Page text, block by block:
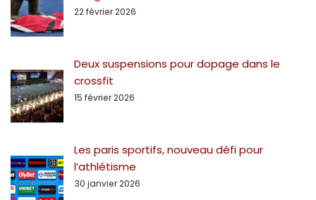
22 février 2026
Deux suspensions pour dopage dans le
crossfit
15 février 2026
Les paris sportifs, nouveau défi pour
l’athlétisme
30 janvier 2026